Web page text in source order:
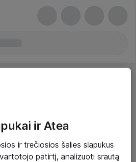
ir Atea
ir trečiosios šalies slapukus
patirtį, analizuoti srautą